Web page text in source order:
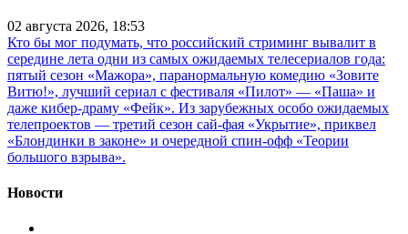
02 августа 2026, 18:53
Кто бы мог подумать, что российский стриминг вывалит в
середине лета одни из самых ожидаемых телесериалов года:
пятый сезон «Мажора», паранормальную комедию «Зовите
Витю!», лучший сериал с фестиваля «Пилот» — «Паша» и
даже кибер-драму «Фейк». Из зарубежных особо ожидаемых
телепроектов — третий сезон сай-фая «Укрытие», приквел
«Блондинки в законе» и очередной спин-офф «Теории
большого взрыва».
Новости